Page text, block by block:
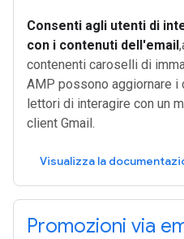
Consenti agli utenti di
con i contenuti dell'email
contenenti caroselli di
AMP possono aggiornare i
lettori di interagire con un
client Gmail.
Visualizza la
Promozioni via